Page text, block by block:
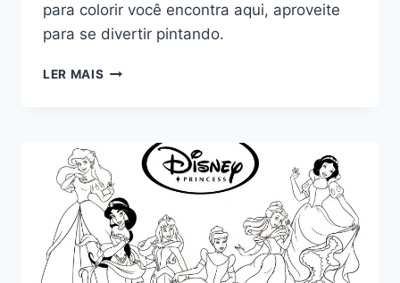
para colorir você encontra aqui, aproveite
para se divertir pintando.
LER MAIS VINGADORES